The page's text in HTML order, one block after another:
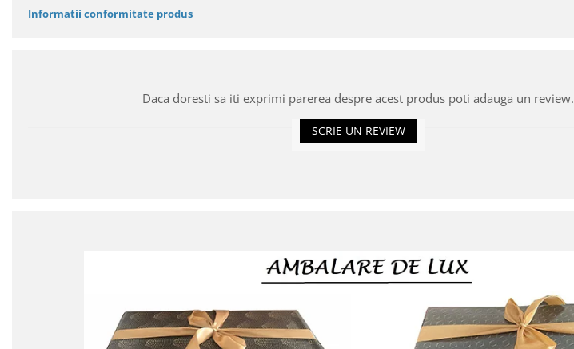
Informatii conformitate produs
Daca doresti sa iti exprimi parerea despre acest produs poti adauga un review.
SCRIE UN REVIEW